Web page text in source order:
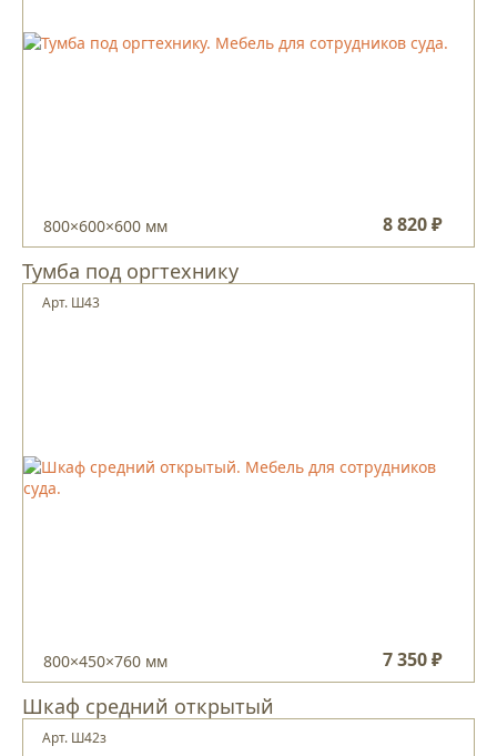
800×600×600 мм 8 820 ₽
Тумба под оргтехнику
800×450×760 мм 7 350 ₽
Арт. Ш43
Шкаф средний открытый
Арт. Ш42з